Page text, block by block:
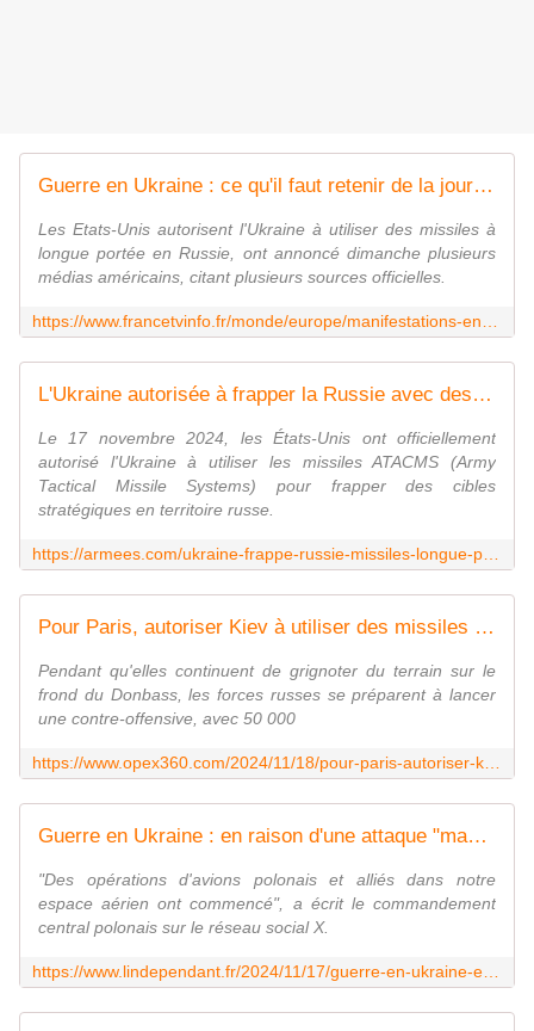
Guerre en Ukraine : ce qu'il faut retenir de la journée du dimanche 17 novembre
Les Etats-Unis autorisent l'Ukraine à utiliser des missiles à
longue portée en Russie, ont annoncé dimanche plusieurs
médias américains, citant plusieurs sources officielles.
L'Ukraine autorisée à frapper la Russie avec des missiles longue portée
Le 17 novembre 2024, les États-Unis ont officiellement
autorisé l'Ukraine à utiliser les missiles ATACMS (Army
Tactical Missile Systems) pour frapper des cibles
stratégiques en territoire russe.
Pour Paris, autoriser Kiev à utiliser des missiles longue portée SCALP EG sur le sol russe reste une "option" - Zone Militaire
Pendant qu'elles continuent de grignoter du terrain sur le
frond du Donbass, les forces russes se préparent à lancer
une contre-offensive, avec 50 000
Guerre en Ukraine : en raison d'une attaque "massive" de la Russie, la Pologne fait décoller des avions de chasse et mobilise "toutes ses forces et ressources disponibles"
"Des opérations d'avions polonais et alliés dans notre
espace aérien ont commencé", a écrit le commandement
central polonais sur le réseau social X.